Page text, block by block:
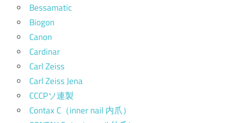
Bessamatic
Biogon
Canon
Cardinar
Carl Zeiss
Carl Zeiss Jena
CCCPソ連製
Contax C（inner nail 内爪）